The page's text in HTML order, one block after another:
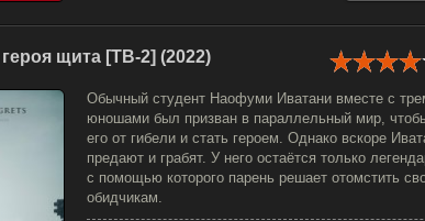
щита [ТВ-2] (2022)
Обычный студент Наофуми Иватани вместе с
юношами был призван в параллельный мир,
его от гибели и стать героем. Однако вскоре
предают и грабят. У него остаётся только
с помощью которого парень решает отомстить
обидчикам.